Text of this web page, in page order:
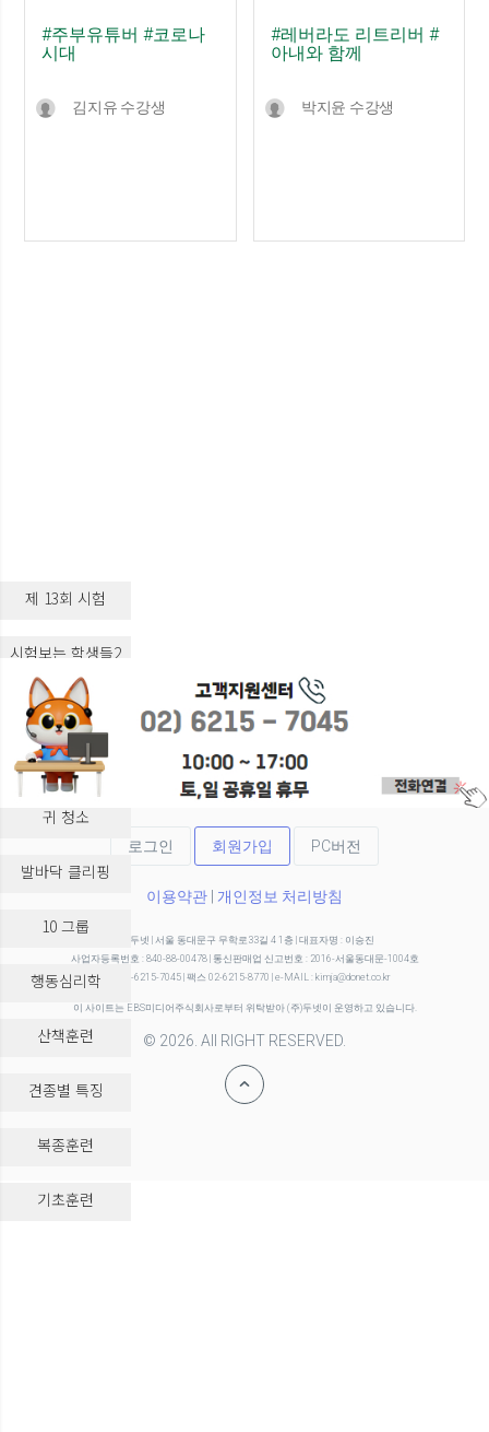
#주부유튜버 #코로나
시대
김지유 수강생
#레버라도 리트리버 #
아내와 함께
박지윤 수강생
제 13회 시험
시험보는 학생들2
시험보는 학생들3
실습 교육
귀 청소
발바닥 클리핑
10 그룹
행동심리학
산책훈련
견종별 특징
복종훈련
기초훈련
로그인 회원가입 PC버전
이용약관 개인정보 처리방침
(주)두넷 | 서울 동대문구 무학로33길 4 1층 | 대표자명 : 이승진
사업자등록번호 : 840-88-00478 | 통신판매업 신고번호 : 2016-서울동대문-1004호
전화 02-6215-7045 | 팩스 02-6215-8770 | e-MAIL : kimja@donet.co.kr
이 사이트는 EBS미디어주식회사로부터 위탁받아 (주)두넷이 운영하고 있습니다.
© 2026. All RIGHT RESERVED.